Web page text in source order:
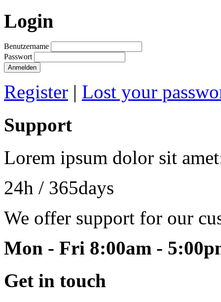
Login
Benutzername
Passwort
Register | Lost your
Support
Lorem ipsum dolor sit
24h / 365days
We offer support for our
Mon - Fri 8:00am -
Get in touch